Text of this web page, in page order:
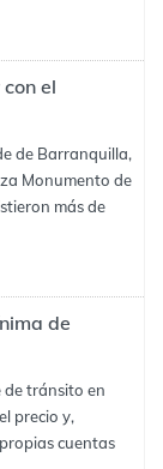
el
de Barranquilla,
Monumento de
más de
de
de tránsito en
precio y,
cuentas